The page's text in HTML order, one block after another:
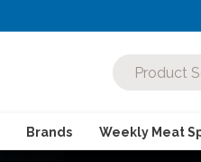
Brands Weekly Meat